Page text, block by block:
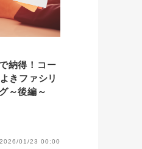
納得！コー
きファシリ
～後編～
2026/01/23 00:00